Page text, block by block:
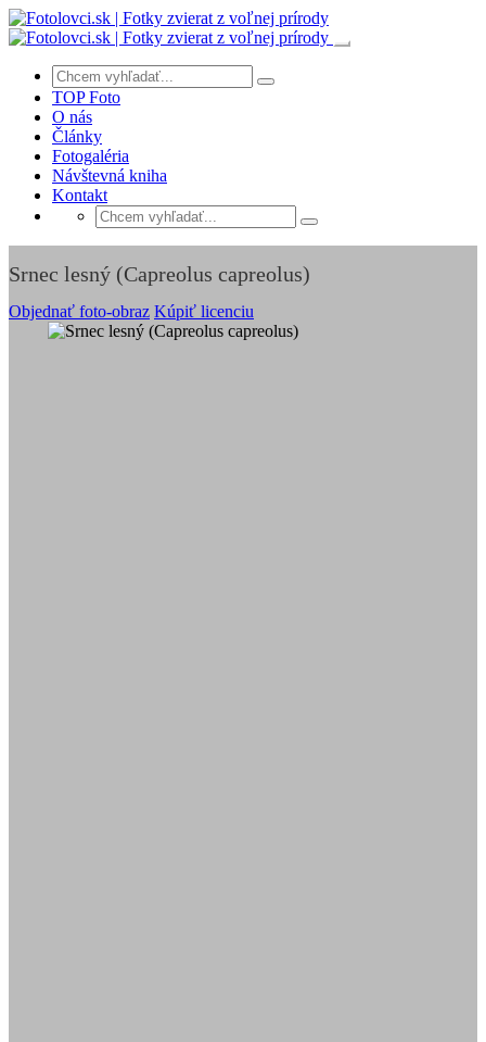
TOP Foto
O nás
Články
Fotogaléria
Návštevná kniha
Kontakt
Srnec lesný (Capreolus capreolus)
Objednať foto-obraz Kúpiť licenciu